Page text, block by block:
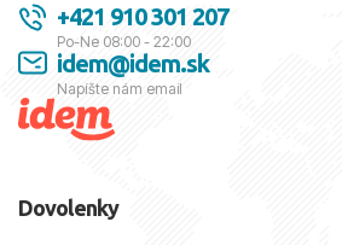
+421 910 301 207
Po-Ne 08:00 - 22:00
idem@idem.sk
Napíšte nám email
Dovolenky